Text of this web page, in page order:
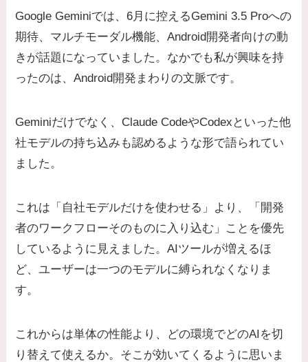
Google Geminiでは、6月に控えるGemini 3.5 Proへの
期待、マルチモーダル機能、Android開発者向けの動
きが話題になっていました。なかでも私が興味を持
ったのは、Android開発まわりの文脈です。
Geminiだけでなく、Claude CodeやCodexといった他
社モデルの持ち込みも認めるような形で語られてい
ました。
これは「自社モデルだけを使わせる」より、「開発
者のワークフローそのものに入り込む」ことを優先
しているように見えました。AIツールが増えるほ
ど、ユーザーは一つのモデルに縛られなくなりま
す。
これからは単体の性能より、どの環境でどのAIを切
り替えて使えるか。そこが効いてくるように思いま